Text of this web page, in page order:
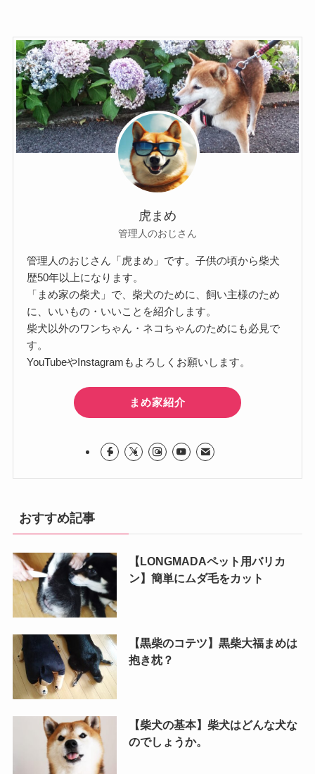
虎まめ
管理人のおじさん
管理人のおじさん「虎まめ」です。子供の頃から柴犬
歴50年以上になります。
「まめ家の柴犬」で、柴犬のために、飼い主様のため
に、いいもの・いいことを紹介します。
柴犬以外のワンちゃん・ネコちゃんのためにも必見で
す。
YouTubeやInstagramもよろしくお願いします。
まめ家紹介
おすすめ記事
【LONGMADAペット用バリカ
ン】簡単にムダ毛をカット
【黒柴のコテツ】黒柴大福まめは
抱き枕？
【柴犬の基本】柴犬はどんな犬な
のでしょうか。